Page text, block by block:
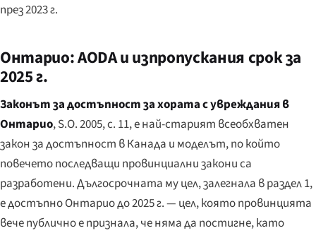
през 2023 г.
Онтарио: AODA и изпропускания срок за
2025 г.
Законът за достъпност за хората с увреждания в
Онтарио, S.O. 2005, c. 11, е най-старият всеобхватен
закон за достъпност в Канада и моделът, по който
повечето последващи провинциални закони са
разработени. Дългосрочната му цел, залегнала в раздел 1,
е достъпно Онтарио до 2025 г. — цел, която провинцията
вече публично е признала, че няма да постигне, като